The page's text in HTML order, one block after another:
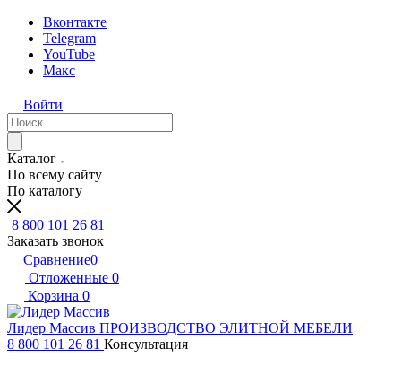
Вконтакте
Telegram
YouTube
Макс
Войти
Каталог
По всему сайту
По каталогу
8 800 101 26 81
Заказать звонок
Сравнение0
Отложенные 0
Корзина 0
Лидер Массив ПРОИЗВОДСТВО ЭЛИТНОЙ МЕБЕЛИ
8 800 101 26 81 Консультация